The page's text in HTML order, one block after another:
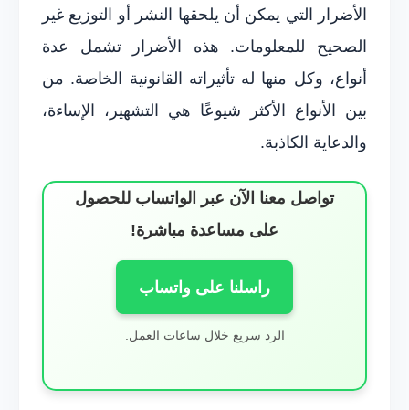
الأضرار التي يمكن أن يلحقها النشر أو التوزيع غير
الصحيح للمعلومات. هذه الأضرار تشمل عدة
أنواع، وكل منها له تأثيراته القانونية الخاصة. من
بين الأنواع الأكثر شيوعًا هي التشهير، الإساءة،
والدعاية الكاذبة.
تواصل معنا الآن عبر الواتساب للحصول
على مساعدة مباشرة!
راسلنا على واتساب
الرد سريع خلال ساعات العمل.